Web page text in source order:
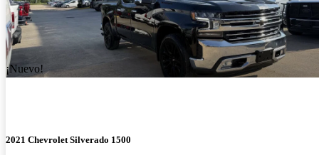
¡Nuevo!
2021 Chevrolet Silverado 1500